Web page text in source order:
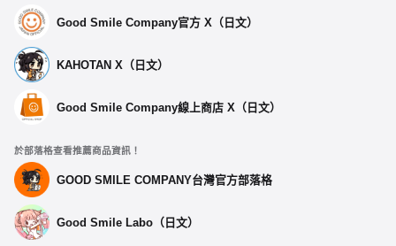
Good Smile Company官方 X（日文）
KAHOTAN X（日文）
Good Smile Company線上商店 X（日文）
於部落格查看推薦商品資訊！
GOOD SMILE COMPANY台灣官方部落格
Good Smile Labo（日文）